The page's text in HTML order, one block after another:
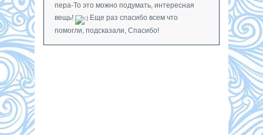
пера-То это можно подумать, интересная
вещь!
Еще раз спасибо всем что
помогли, подсказали, Спасибо!